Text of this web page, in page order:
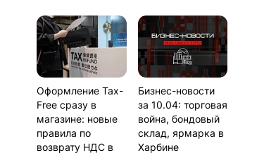
Оформление Tax-
Free сразу в
магазине: новые
правила по
возврату НДС в
Бизнес-новости
за 10.04: торговая
война, бондовый
склад, ярмарка в
Харбине